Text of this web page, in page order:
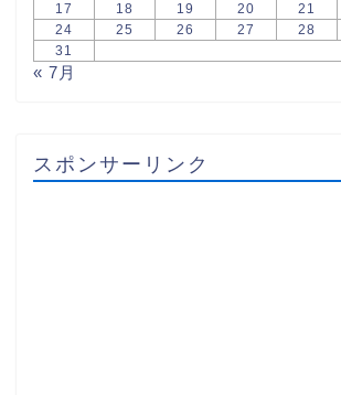
17
18 19 20 21
24
25 26 27 28
31
« 7月
スポンサーリンク